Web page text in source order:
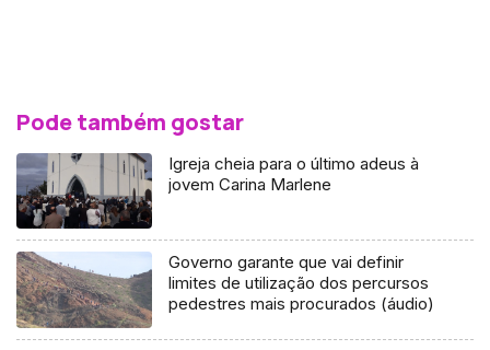
Pode também gostar
Igreja cheia para o último adeus à
jovem Carina Marlene
Governo garante que vai definir
limites de utilização dos percursos
pedestres mais procurados (áudio)